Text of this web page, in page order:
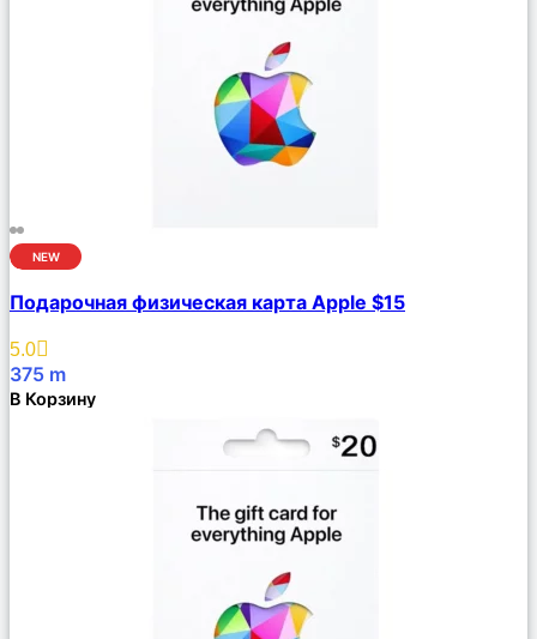
NEW
Описание
Избранное
Подарочная физическая карта Apple $15
5.0
375 m
В Корзину